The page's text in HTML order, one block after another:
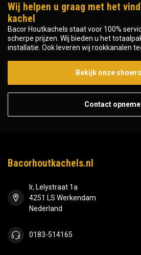
Wij helpen u graag met het
kachel
Bacor Houtkachels staat voor 100%
scherpe prijzen. Wij bieden u het
installatie. Ook leveren wij rookkanalen
Bekijk onze
Contact
Bacorhoutkachels.nl
Ir, Lelystraat 1a
4251 LS Werkendam
Nederland
0183-514165